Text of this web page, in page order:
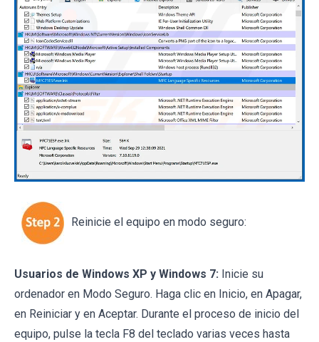
Reinicie el equipo en modo seguro:
Usuarios de Windows XP y Windows 7: Inicie su
ordenador en Modo Seguro. Haga clic en Inicio, en Apagar,
en Reiniciar y en Aceptar. Durante el proceso de inicio del
equipo, pulse la tecla F8 del teclado varias veces hasta